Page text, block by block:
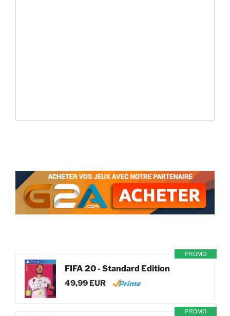
PROMO
FIFA 20 - Standard Edition
49,99 EUR
PROMO